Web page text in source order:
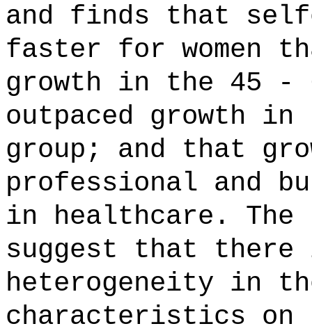
and finds that
faster for women
growth in the 45 -
outpaced growth
group; and that
professional and
in healthcare.
suggest that
heterogeneity in
characteristics on